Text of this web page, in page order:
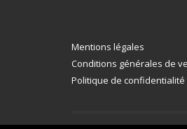
Mentions légales
Conditions générales de
Politique de confidentialité